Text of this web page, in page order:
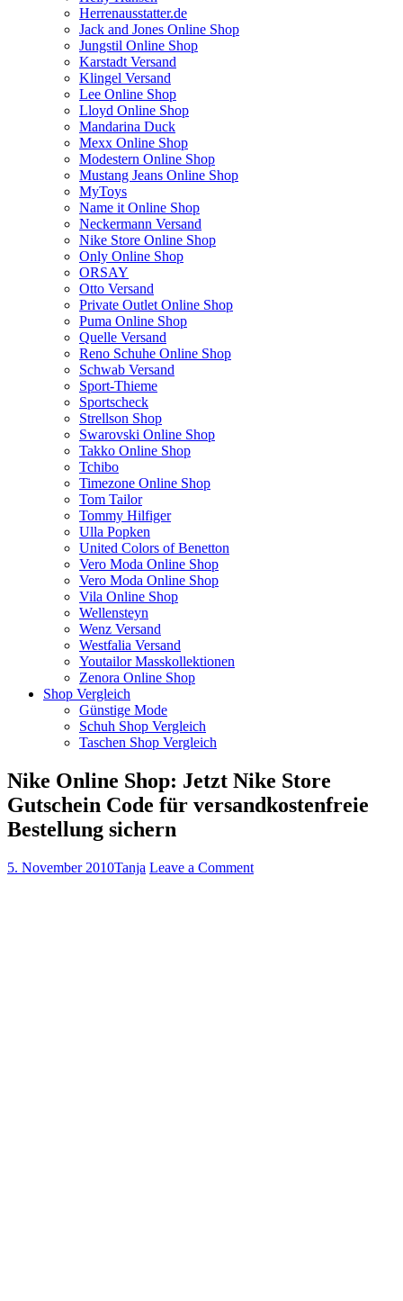
Herrenausstatter.de
Jack and Jones Online Shop
Jungstil Online Shop
Karstadt Versand
Klingel Versand
Lee Online Shop
Lloyd Online Shop
Mandarina Duck
Mexx Online Shop
Modestern Online Shop
Mustang Jeans Online Shop
MyToys
Name it Online Shop
Neckermann Versand
Nike Store Online Shop
Only Online Shop
ORSAY
Otto Versand
Private Outlet Online Shop
Puma Online Shop
Quelle Versand
Reno Schuhe Online Shop
Schwab Versand
Sport-Thieme
Sportscheck
Strellson Shop
Swarovski Online Shop
Takko Online Shop
Tchibo
Timezone Online Shop
Tom Tailor
Tommy Hilfiger
Ulla Popken
United Colors of Benetton
Vero Moda Online Shop
Vero Moda Online Shop
Vila Online Shop
Wellensteyn
Wenz Versand
Westfalia Versand
Youtailor Masskollektionen
Zenora Online Shop
Shop Vergleich
Günstige Mode
Schuh Shop Vergleich
Taschen Shop Vergleich
Nike Online Shop: Jetzt Nike Store
Gutschein Code für versandkostenfreie
Bestellung sichern
5. November 2010Tanja Leave a Comment